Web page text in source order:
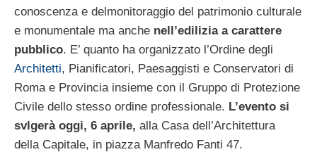
conoscenza e delmonitoraggio del patrimonio culturale
e monumentale ma anche nell’edilizia a carattere
pubblico. E’ quanto ha organizzato l’Ordine degli
Architetti, Pianificatori, Paesaggisti e Conservatori di
Roma e Provincia insieme con il Gruppo di Protezione
Civile dello stesso ordine professionale. L’evento si
svlgerà oggi, 6 aprile, alla Casa dell’Architettura
della Capitale, in piazza Manfredo Fanti 47.